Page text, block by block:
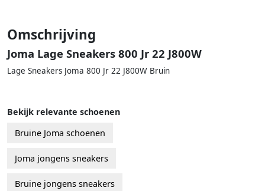
Omschrijving
Joma Lage Sneakers 800 Jr 22 J800W
Lage Sneakers Joma 800 Jr 22 J800W Bruin
Bekijk relevante schoenen
Bruine Joma schoenen
Joma jongens sneakers
Bruine jongens sneakers